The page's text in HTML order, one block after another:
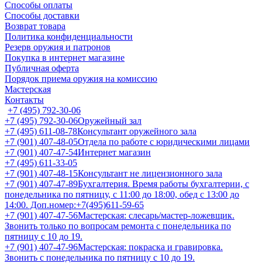
Способы оплаты
Способы доставки
Возврат товара
Политика конфиденциальности
Резерв оружия и патронов
Покупка в интернет магазине
Публичная оферта
Порядок приема оружия на комиссию
Мастерская
Контакты
+7 (495) 792-30-06
+7 (495) 792-30-06Оружейный зал
+7 (495) 611-08-78Консультант оружейного зала
+7 (901) 407-48-05Отдела по работе с юридическими лицами
+7 (901) 407-47-54Интернет магазин
+7 (495) 611-33-05
+7 (901) 407-48-15Консультант не лицензионного зала
+7 (901) 407-47-89Бухгалтерия. Время работы бухгалтерии, с
понедельника по пятницу, с 11:00 до 18:00, обед с 13:00 до
14:00. Доп.номер:+7(495)611-59-65
+7 (901) 407-47-56Мастерская: слесарь/мастер-ложевщик.
Звонить только по вопросам ремонта с понедельника по
пятницу с 10 до 19.
+7 (901) 407-47-96Мастерская: покраска и гравировка.
Звонить с понедельника по пятницу с 10 до 19.